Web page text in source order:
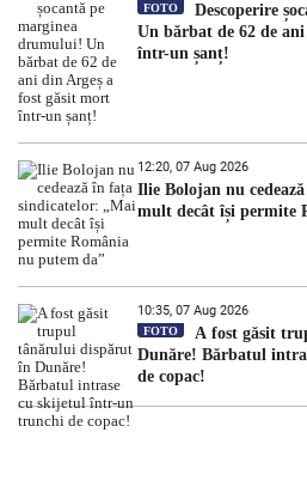
FOTO
Descoperire
Un bărbat de 62 de
într-un șanț!
12:20, 07 Aug 2026
Ilie Bolojan nu
mult decât își permite
10:35, 07 Aug 2026
FOTO
A fost găsit
Dunăre! Bărbatul
de copac!